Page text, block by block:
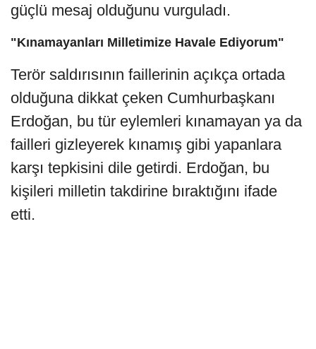
güçlü mesaj olduğunu vurguladı.
"Kınamayanları Milletimize Havale Ediyorum"
Terör saldırısının faillerinin açıkça ortada
olduğuna dikkat çeken Cumhurbaşkanı
Erdoğan, bu tür eylemleri kınamayan ya da
failleri gizleyerek kınamış gibi yapanlara
karşı tepkisini dile getirdi. Erdoğan, bu
kişileri milletin takdirine bıraktığını ifade
etti.